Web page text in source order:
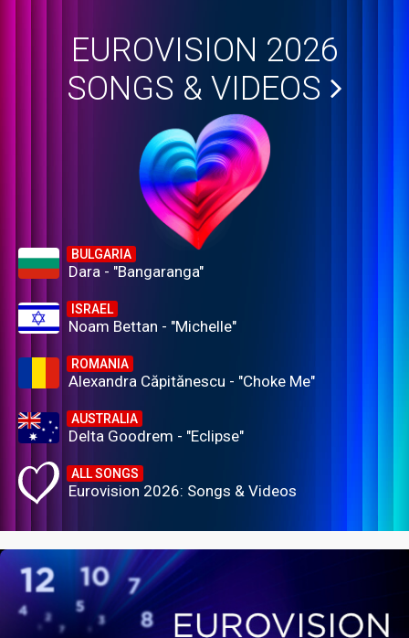
EUROVISION 2026
SONGS & VIDEOS
BULGARIA
Dara - "Bangaranga"
ISRAEL
Noam Bettan - "Michelle"
ROMANIA
Alexandra Căpitănescu - "Choke Me"
AUSTRALIA
Delta Goodrem - "Eclipse"
ALL SONGS
Eurovision 2026: Songs & Videos